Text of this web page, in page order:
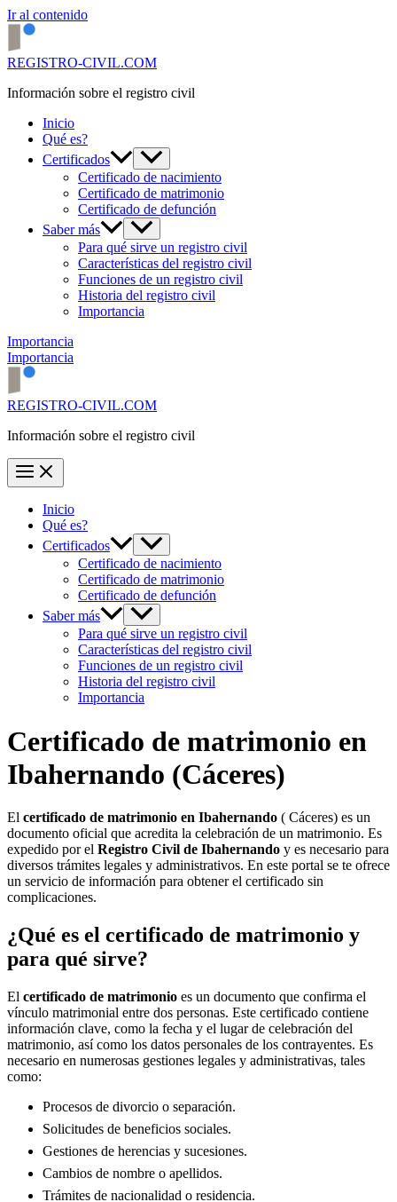
Ir al contenido
REGISTRO-CIVIL.COM
Información sobre el registro civil
Inicio
Qué es?
Certificados
Certificado de nacimiento
Certificado de matrimonio
Certificado de defunción
Saber más
Para qué sirve un registro civil
Características del registro civil
Funciones de un registro civil
Historia del registro civil
Importancia
Importancia
Importancia
REGISTRO-CIVIL.COM
Información sobre el registro civil
Inicio
Qué es?
Certificados
Certificado de nacimiento
Certificado de matrimonio
Certificado de defunción
Saber más
Para qué sirve un registro civil
Características del registro civil
Funciones de un registro civil
Historia del registro civil
Importancia
Certificado de matrimonio en
Ibahernando (Cáceres)
El certificado de matrimonio en Ibahernando ( Cáceres) es un
documento oficial que acredita la celebración de un matrimonio. Es
expedido por el Registro Civil de Ibahernando y es necesario para
diversos trámites legales y administrativos. En este portal se te ofrece
un servicio de información para obtener el certificado sin
complicaciones.
¿Qué es el certificado de matrimonio y
para qué sirve?
El certificado de matrimonio es un documento que confirma el
vínculo matrimonial entre dos personas. Este certificado contiene
información clave, como la fecha y el lugar de celebración del
matrimonio, así como los datos personales de los contrayentes. Es
necesario en numerosas gestiones legales y administrativas, tales
como:
Procesos de divorcio o separación.
Solicitudes de beneficios sociales.
Gestiones de herencias y sucesiones.
Cambios de nombre o apellidos.
Trámites de nacionalidad o residencia.